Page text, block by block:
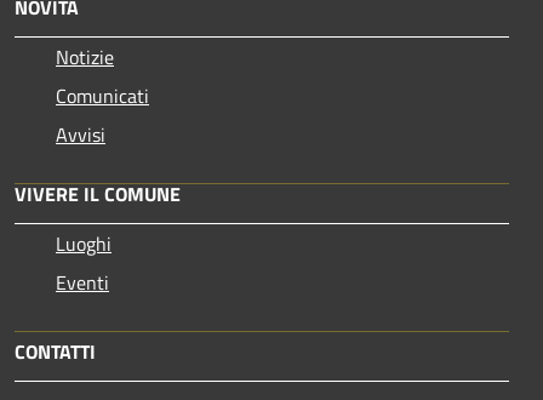
NOVITÀ
Notizie
Comunicati
Avvisi
VIVERE IL COMUNE
Luoghi
Eventi
CONTATTI